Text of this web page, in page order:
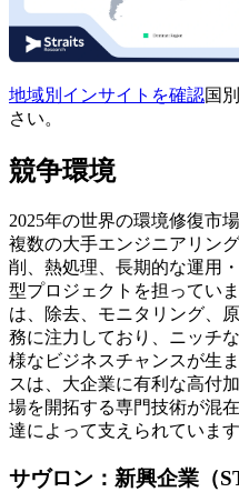
地域別インサイトを確認国
さい。
競争環境
2025年の世界の環境修復市
複数の大手エンジニアリン
削、熱処理、長期的な運用
型プロジェクトを担ってい
は、除去、モニタリング、
務に注力しており、ニッチ
様なビジネスチャンスが生
スは、大企業に有利な高付
場を開拓する専門技術が混
達によって支えられています
サヴロン：新興企業（